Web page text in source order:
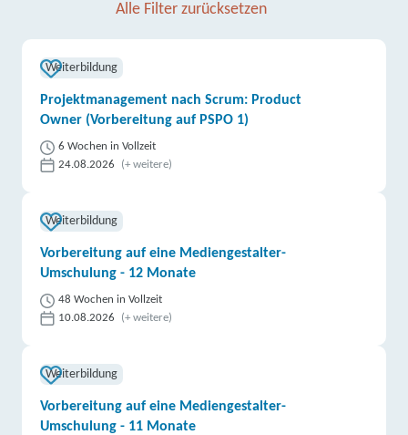
Alle Filter zurücksetzen
Weiterbildung
Projektmanagement nach Scrum: Product
Owner (Vorbereitung auf PSPO 1)
6 Wochen in Vollzeit
24.08.2026
(+ weitere)
Weiterbildung
Vorbereitung auf eine Mediengestalter-
Umschulung - 12 Monate
48 Wochen in Vollzeit
10.08.2026
(+ weitere)
Weiterbildung
Vorbereitung auf eine Mediengestalter-
Umschulung - 11 Monate